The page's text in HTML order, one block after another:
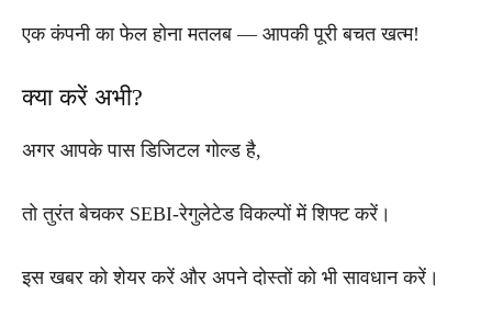
एक कंपनी का फेल होना मतलब — आपकी पूरी बचत खत्म!
क्या करें अभी?
अगर आपके पास डिजिटल गोल्ड है,
तो तुरंत बेचकर SEBI-रेगुलेटेड विकल्पों में शिफ्ट करें।
इस खबर को शेयर करें और अपने दोस्तों को भी सावधान करें।